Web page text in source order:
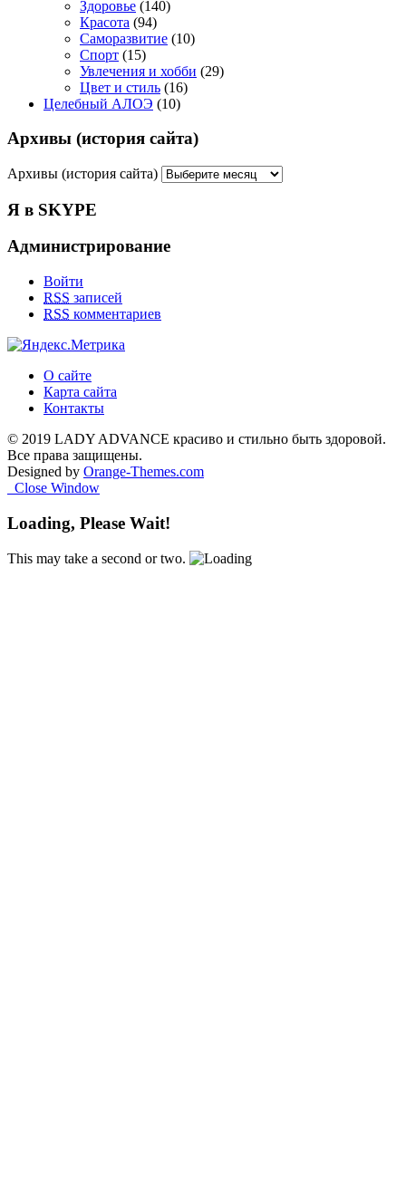
Здоровье (140)
Красота (94)
Саморазвитие (10)
Спорт (15)
Увлечения и хобби (29)
Цвет и стиль (16)
Целебный АЛОЭ (10)
Архивы (история сайта)
Архивы (история сайта)
Я в SKYPE
Администрирование
Войти
RSS записей
RSS комментариев
О сайте
Карта сайта
Контакты
© 2019 LADY ADVANCE красиво и стильно быть здоровой.
Все права защищены.
Designed by Orange-Themes.com
Close Window
Loading, Please Wait!
This may take a second or two.